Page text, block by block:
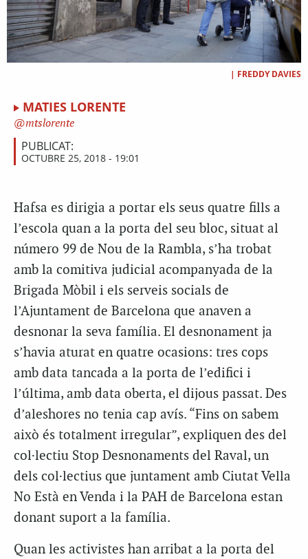
| FREDDY DAVIES
MATIES LORENTE
mtslorente
PUBLICAT:
OCTUBRE 25, 2018 - 19:01
Hafsa es dirigia a portar els seus quatre fills a
l’escola quan a la porta del seu bloc, situat al
número 99 de Nou de la Rambla, s’ha trobat
amb la comitiva judicial acompanyada de la
Brigada Mòbil i els serveis socials de
l’Ajuntament de Barcelona que anaven a
desnonar la seva família. El desnonament ja
s’havia aturat en quatre ocasions: tres cops
amb data tancada a la porta de l’edifici i
l’última, amb data oberta, el dijous passat. Des
d’aleshores no tenia cap avís. “Fins on sabem
això és totalment irregular”, expliquen des del
col·lectiu Stop Desnonaments del Raval, un
dels col·lectius que juntament amb Ciutat Vella
No Està en Venda i la PAH de Barcelona estan
donant suport a la família.
Quan les activistes han arribat a la porta del